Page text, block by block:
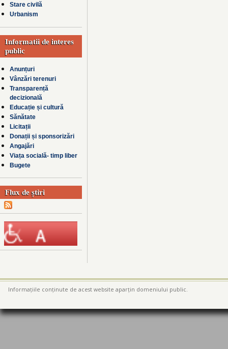
Stare civilă
Urbanism
Informatii de interes
public
Anunțuri
Vânzări terenuri
Transparență
decizională
Educație și cultură
Sănătate
Licitații
Donații și sponsorizări
Angajări
Viața socială- timp liber
Bugete
Flux de știri
Informațiile conținute de acest website aparțin domeniului public.